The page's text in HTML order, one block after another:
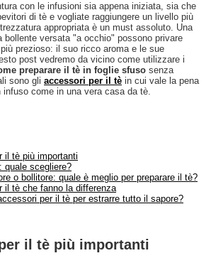
con le infusioni sia appena iniziata, sia che
di tè e vogliate raggiungere un livello più
appropriata è un must assoluto. Una
bollente versata "a occhio" possono privare
prezioso: il suo ricco aroma e le sue
post vedremo da vicino come utilizzare i
preparare il tè in foglie sfuso senza
sono gli accessori per il tè in cui vale la pena
come in una vera casa da tè.
il tè più importanti
quale scegliere?
o bollitore: quale è meglio per preparare il tè?
il tè che fanno la differenza
per il tè per estrarre tutto il sapore?
il tè più importanti